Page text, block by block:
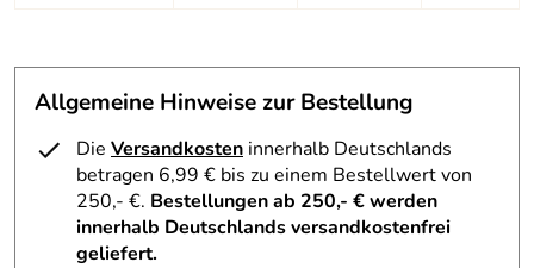
Allgemeine Hinweise zur Bestellung
Die Versandkosten innerhalb Deutschlands
betragen 6,99 € bis zu einem Bestellwert von
250,- €. Bestellungen ab 250,- € werden
innerhalb Deutschlands versandkostenfrei
geliefert.